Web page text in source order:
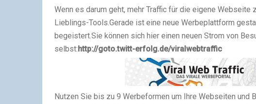
Wenn es darum geht, mehr Traffic für die eigene
Lieblings-Tools.Gerade ist eine neue Werbeplattform
begeistert.Sie können sich hier einen neuen Strom von
selbst:http://goto.twitt-erfolg.de/viralwebtraffic
Nutzen Sie bis zu 9 Werbeformen um Ihre Webseiten und